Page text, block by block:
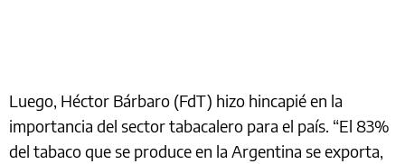
Luego, Héctor Bárbaro (FdT) hizo hincapié en la
importancia del sector tabacalero para el país. “El 83%
del tabaco que se produce en la Argentina se exporta,